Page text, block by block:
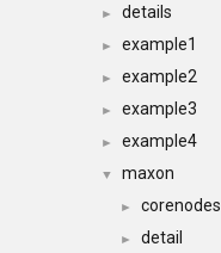
► details
► example1
► example2
► example3
► example4
▼ maxon
► corenodes
► detail